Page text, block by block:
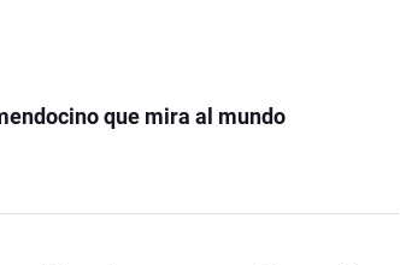
que mira al mundo